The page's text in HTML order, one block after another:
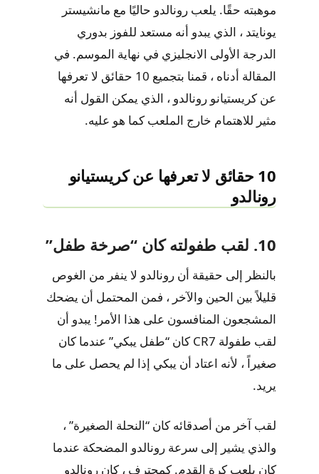
موهبته حقًا. يلعب رونالدو حاليًا مع مانشيستر
يونايتد ، الذي يبدو أنه مستعد للفوز بدوري
الدرجة الأولى الانجليزي في نهاية الموسم. في
المقالة أدناه ، قمنا بتجميع 10 حقائق لا تعرفها
عن كريستيانو رونالدو ، الذي يمكن القول أنه
مثير للاهتمام خارج الملعب كما هو عليه.
10 حقائق لا تعرفها عن كريستيانو
رونالدو
10. لقب طفولته كان “صرخة طفل”
بالنظر إلى حقيقة أن رونالدو لا ينفر من الغوص
قليلاً بين الحين والآخر ، فمن المحتمل أن يضحك
المشجعون المنافسون على هذا الأمر! يبدو أن
لقب طفولة CR7 كان “طفل يبكي” عندما كان
صغيراً ، لأنه اعتاد أن يبكي إذا لم يحصل على ما
يريد.
لقب آخر من أصدقائه كان “النحلة الصغيرة” ،
والذي يشير إلى سرعة رونالدو المضحكة عندما
كان يلعب كرة القدم. كمحترف ، كان رونالدو